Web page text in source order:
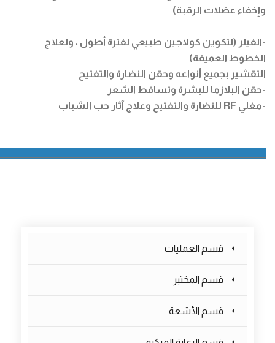
وإخفاء عضلات الرقبة)
-الفيلر (لتكوين كولاجين طبيعي لفترة أطول ، ولعلاج
الخطوط العميقة)
التقشير بجميع أنواعه وحقن النضارة والتفتيح
-حقن البلازما للبشرة وتساقط الشعر
-مغلي RF للنضارة والتفتيح وعلاج آثار حب الشباب
قسم العمليات
قسم المختبر
قسم الأشعة